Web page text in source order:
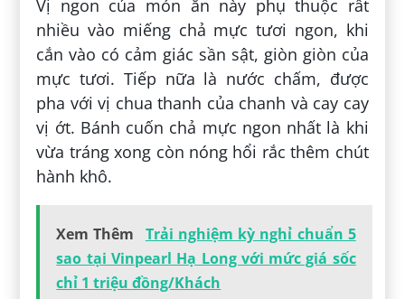
Vị ngon của món ăn này phụ thuộc rất
nhiều vào miếng chả mực tươi ngon, khi
cắn vào có cảm giác sần sật, giòn giòn của
mực tươi. Tiếp nữa là nước chấm, được
pha với vị chua thanh của chanh và cay cay
vị ớt. Bánh cuốn chả mực ngon nhất là khi
vừa tráng xong còn nóng hổi rắc thêm chút
hành khô.
Xem Thêm
Trải nghiệm kỳ nghỉ chuẩn 5
sao tại Vinpearl Hạ Long với mức giá sốc
chỉ 1 triệu đồng/Khách